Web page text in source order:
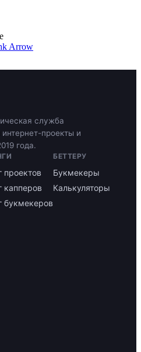
служба
проекты и
года.
проектов
капперов
букмекеров
БЕТТЕРУ
Букмекеры
Калькуляторы